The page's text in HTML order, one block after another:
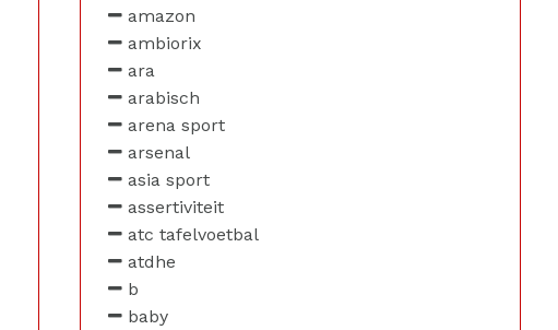
amazon
ambiorix
ara
arabisch
arena sport
arsenal
asia sport
assertiviteit
atc tafelvoetbal
atdhe
b
baby